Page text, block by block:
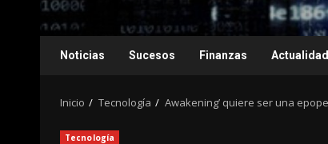
Noticias Sucesos Finanzas Actualidad
Inicio Tecnología Awakening’ quiere ser una
Tecnología